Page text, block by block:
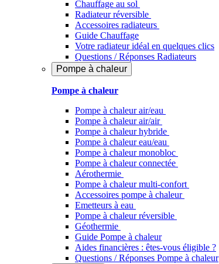
Chauffage au sol
Radiateur réversible
Accessoires radiateurs
Guide Chauffage
Votre radiateur idéal en quelques clics
Questions / Réponses Radiateurs
Pompe à chaleur
Pompe à chaleur
Pompe à chaleur air/eau
Pompe à chaleur air/air
Pompe à chaleur hybride
Pompe à chaleur​ eau/eau
Pompe à chaleur monobloc
Pompe à chaleur connectée
Aérothermie
Pompe à chaleur multi-confort
Accessoires pompe à chaleur
Emetteurs à eau
Pompe à chaleur réversible
Géothermie
Guide Pompe à chaleur
Aides financières : êtes-vous éligible ?
Questions / Réponses Pompe à chaleur